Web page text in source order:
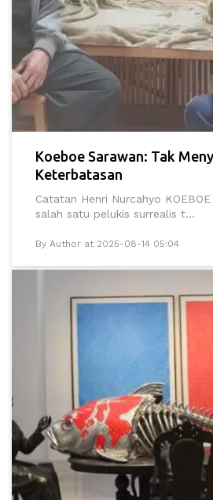
Koeboe Sarawan: Tak
Keterbatasan
Catatan Henri Nurcahyo
salah satu pelukis surrealis t...
By Author at 2025-08-14 05:04